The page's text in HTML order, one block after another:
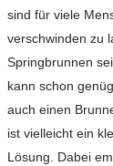
sind für viele
verschwinden zu
Springbrunnen
kann schon
auch einen
ist vielleicht ein
Lösung. Dabei